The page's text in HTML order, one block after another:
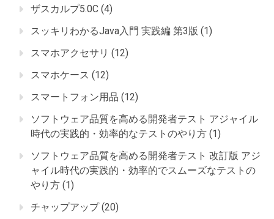
ザスカルプ5.0C (4)
スッキリわかるJava入門 実践編 第3版 (1)
スマホアクセサリ (12)
スマホケース (12)
スマートフォン用品 (12)
ソフトウェア品質を高める開発者テスト アジャイル
時代の実践的・効率的なテストのやり方 (1)
ソフトウェア品質を高める開発者テスト 改訂版 アジ
ャイル時代の実践的・効率的でスムーズなテストの
やり方 (1)
チャップアップ(20)